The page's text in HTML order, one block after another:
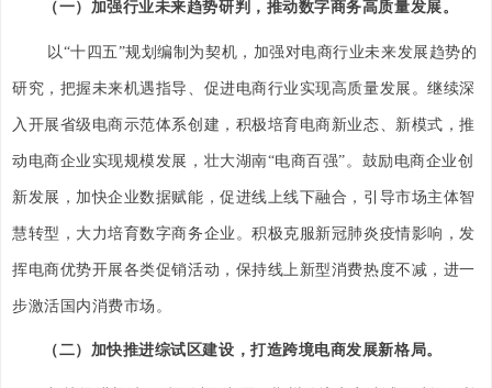
（一）加强行业未来趋势研判，推动数字商务高质量发展。
以“十四五”规划编制为契机，加强对电商行业未来发展趋势的
研究，把握未来机遇指导、促进电商行业实现高质量发展。继续深
入开展省级电商示范体系创建，积极培育电商新业态、新模式，推
动电商企业实现规模发展，壮大湖南“电商百强”。鼓励电商企业创
新发展，加快企业数据赋能，促进线上线下融合，引导市场主体智
慧转型，大力培育数字商务企业。积极克服新冠肺炎疫情影响，发
挥电商优势开展各类促销活动，保持线上新型消费热度不减，进一
步激活国内消费市场。
（二）加快推进综试区建设，打造跨境电商发展新格局。